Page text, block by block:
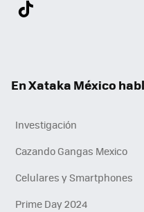
En Xataka México
Investigación
Cazando Gangas Mexico
Celulares y Smartphones
Prime Day 2024